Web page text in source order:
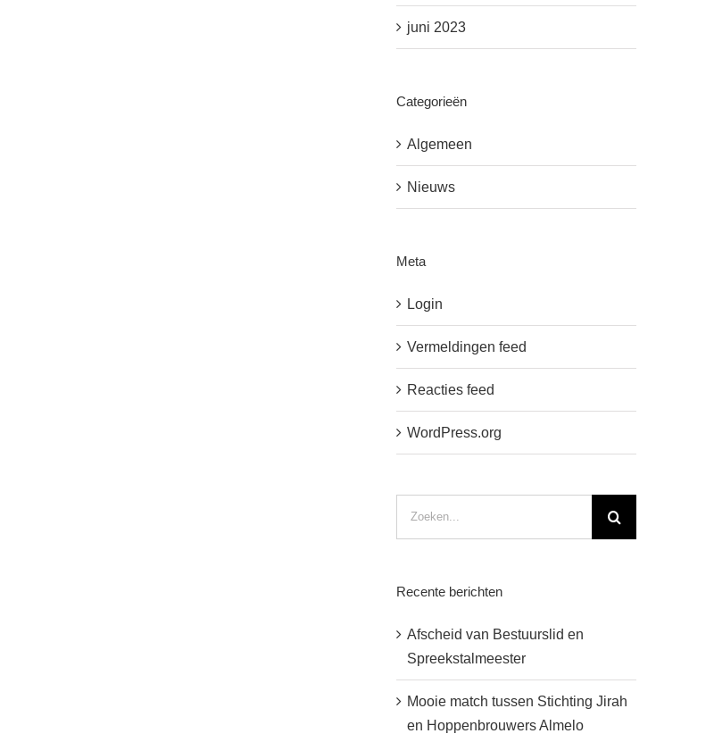
juni 2023
Categorieën
Algemeen
Nieuws
Meta
Login
Vermeldingen feed
Reacties feed
WordPress.org
Recente berichten
Afscheid van Bestuurslid en
Spreekstalmeester
Mooie match tussen Stichting Jirah
en Hoppenbrouwers Almelo